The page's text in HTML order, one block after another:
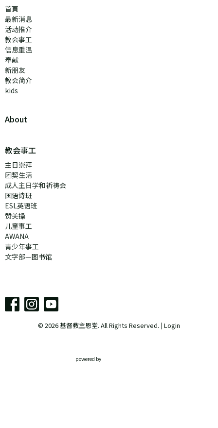
首頁
最新消息
活动推介
教会事工
信息重温
奉献
新朋友
教会简介
kids
About
教会事工
主日崇拜
团契生活
成人主日学和祈祷会
国语诗班
ESL英语班
赞美操
儿童事工
AWANA
青少年事工
文字部—图书馆
© 2026 基督教主恩堂. All Rights Reserved. | Login
powered by